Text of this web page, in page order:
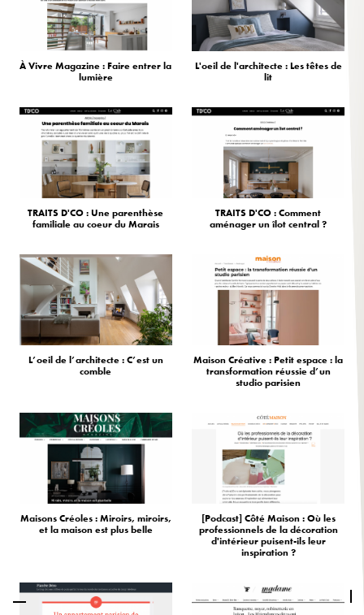
À Vivre Magazine : Faire entrer la
lumière
L'oeil de l'architecte : Les têtes de
lit
TRAITS D'CO : Une parenthèse
familiale au coeur du Marais
TRAITS D'CO : Comment
aménager un îlot central ?
L’oeil de l’architecte : C’est un
comble
Maison Créative : Petit espace : la
transformation réussie d’un
studio parisien
Maisons Créoles : Miroirs, miroirs,
et la maison est plus belle
[Podcast] Côté Maison : Où les
professionnels de la décoration
d'intérieur puisent-ils leur
inspiration ?